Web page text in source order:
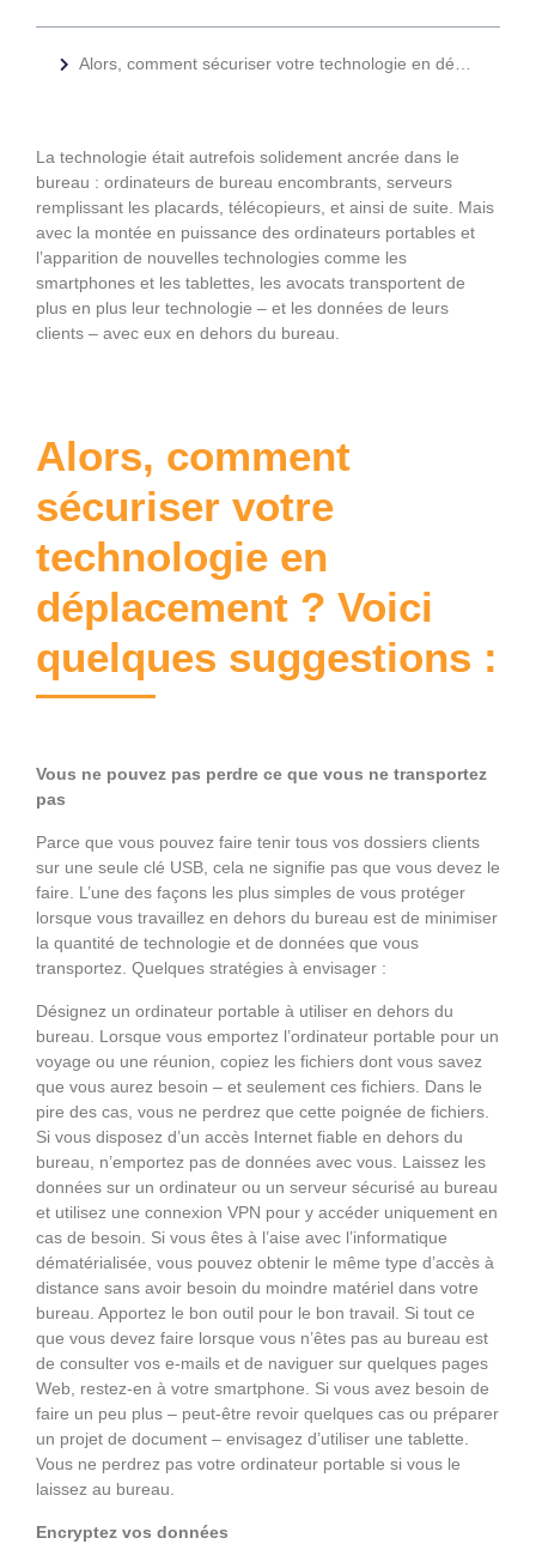
Alors, comment sécuriser votre technologie en déplacement ? Voici quelques suggestions :
La technologie était autrefois solidement ancrée dans le
bureau : ordinateurs de bureau encombrants, serveurs
remplissant les placards, télécopieurs, et ainsi de suite. Mais
avec la montée en puissance des ordinateurs portables et
l’apparition de nouvelles technologies comme les
smartphones et les tablettes, les avocats transportent de
plus en plus leur technologie – et les données de leurs
clients – avec eux en dehors du bureau.
Alors, comment
sécuriser votre
technologie en
déplacement ? Voici
quelques suggestions :
Vous ne pouvez pas perdre ce que vous ne transportez
pas
Parce que vous pouvez faire tenir tous vos dossiers clients
sur une seule clé USB, cela ne signifie pas que vous devez le
faire. L’une des façons les plus simples de vous protéger
lorsque vous travaillez en dehors du bureau est de minimiser
la quantité de technologie et de données que vous
transportez. Quelques stratégies à envisager :
Désignez un ordinateur portable à utiliser en dehors du
bureau. Lorsque vous emportez l’ordinateur portable pour un
voyage ou une réunion, copiez les fichiers dont vous savez
que vous aurez besoin – et seulement ces fichiers. Dans le
pire des cas, vous ne perdrez que cette poignée de fichiers.
Si vous disposez d’un accès Internet fiable en dehors du
bureau, n’emportez pas de données avec vous. Laissez les
données sur un ordinateur ou un serveur sécurisé au bureau
et utilisez une connexion VPN pour y accéder uniquement en
cas de besoin. Si vous êtes à l’aise avec l’informatique
dématérialisée, vous pouvez obtenir le même type d’accès à
distance sans avoir besoin du moindre matériel dans votre
bureau. Apportez le bon outil pour le bon travail. Si tout ce
que vous devez faire lorsque vous n’êtes pas au bureau est
de consulter vos e-mails et de naviguer sur quelques pages
Web, restez-en à votre smartphone. Si vous avez besoin de
faire un peu plus – peut-être revoir quelques cas ou préparer
un projet de document – envisagez d’utiliser une tablette.
Vous ne perdrez pas votre ordinateur portable si vous le
laissez au bureau.
Encryptez vos données